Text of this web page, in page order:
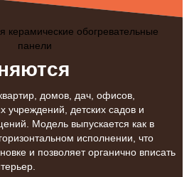
домов, дач, офисов,
учреждений, детских садов и
Модель выпускается как в
исполнении, что
и позволяет органично вписать